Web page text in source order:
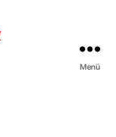
Menü